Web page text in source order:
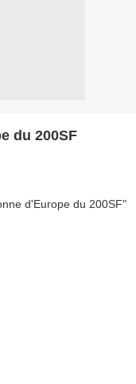
du 200SF